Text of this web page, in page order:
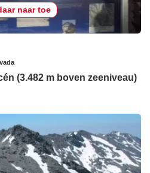
naar toe
(3.482 m boven zeeniveau)